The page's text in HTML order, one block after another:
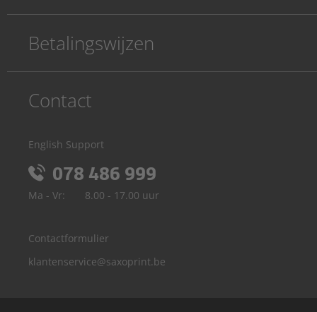
Betalingswijzen
Contact
English Support
078 486 999
Ma - Vr: 8.00 - 17.00 uur
Contactformulier
klantenservice@saxoprint.be